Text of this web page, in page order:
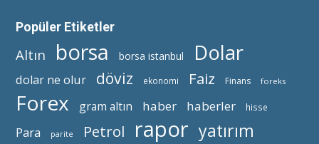
Popüler Etiketler
Altın borsa borsa istanbul Dolar
dolar ne olur döviz ekonomi Faiz Finans foreks
Forex gram altın haber haberler hisse
Para parite Petrol rapor yatırım